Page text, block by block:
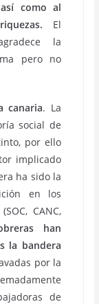
como al
El
la
pero no
canaria. La
social de
por ello
implicado
ha sido la
en los
CANC,
han
la bandera
por la
de